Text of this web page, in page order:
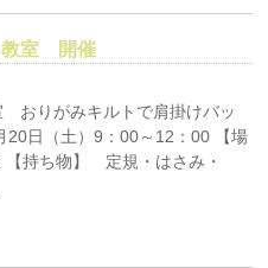
室 開催
りがみキルトで肩掛けバッ
日（土）9：00～12：00 【場
持ち物】 定規・はさみ・